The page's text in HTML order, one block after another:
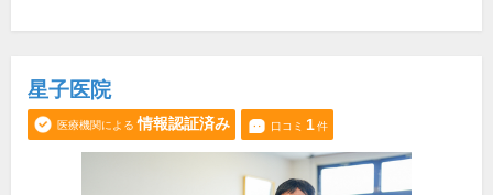
星子医院
医療機関による 情報認証済み 口コミ 1件